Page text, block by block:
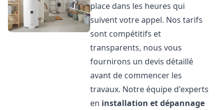
place dans les heures qui
suivent votre appel. Nos tarifs
sont compétitifs et
transparents, nous vous
fournirons un devis détaillé
avant de commencer les
travaux. Notre équipe d'experts
en installation et dépannage